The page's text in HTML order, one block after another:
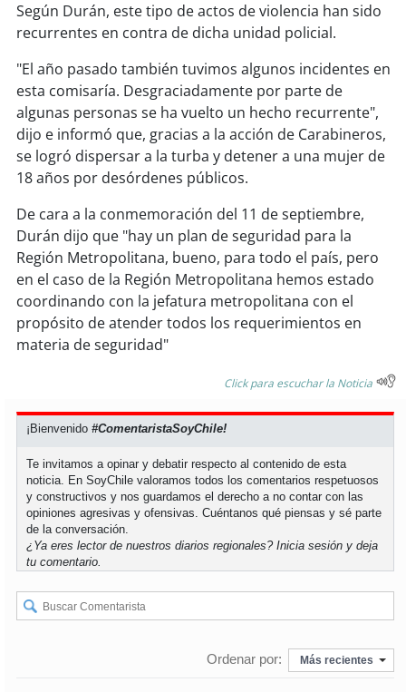
soyquillota
soy sanantonio
soychillán
soysancarlos
soytalcahuano
soy concepción
soycoronel
soyarauco
soyvaldivia
soyosorno
soypuertomontt
soychiloé
Según Durán, este tipo de actos de violencia han sido
recurrentes en contra de dicha unidad policial.
"El año pasado también tuvimos algunos incidentes en
esta comisaría. Desgraciadamente por parte de
algunas personas se ha vuelto un hecho recurrente",
dijo e informó que, gracias a la acción de Carabineros,
se logró dispersar a la turba y detener a una mujer de
18 años por desórdenes públicos.
De cara a la conmemoración del 11 de septiembre,
Durán dijo que "hay un plan de seguridad para la
Región Metropolitana, bueno, para todo el país, pero
en el caso de la Región Metropolitana hemos estado
coordinando con la jefatura metropolitana con el
propósito de atender todos los requerimientos en
materia de seguridad"
Click para escuchar la Noticia
¡Bienvenido#ComentaristaSoyChile!
Te invitamos a opinar y debatir respecto al contenido de esta
noticia. En SoyChile valoramos todos los comentarios respetuosos
y constructivos y nos guardamos el derecho a no contar con las
opiniones agresivas y ofensivas. Cuéntanos qué piensas y sé parte
de la conversación.
¿Ya eres lector de nuestros diarios regionales?Inicia sesión y deja
tu comentario.
Ordenar por: Más recientes